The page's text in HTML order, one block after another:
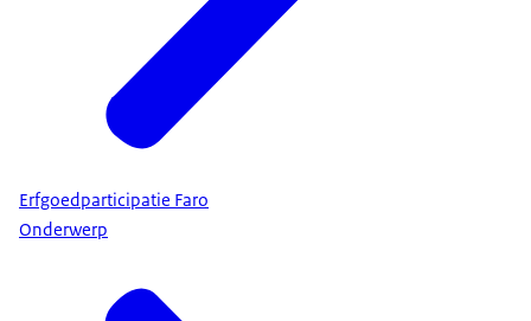
Erfgoedparticipatie Faro
Onderwerp